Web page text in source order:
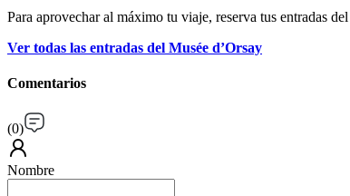
Para aprovechar al máximo tu viaje, reserva tus entradas
Ver todas las entradas del Musée d’Orsay
Comentarios
(0)
Nombre